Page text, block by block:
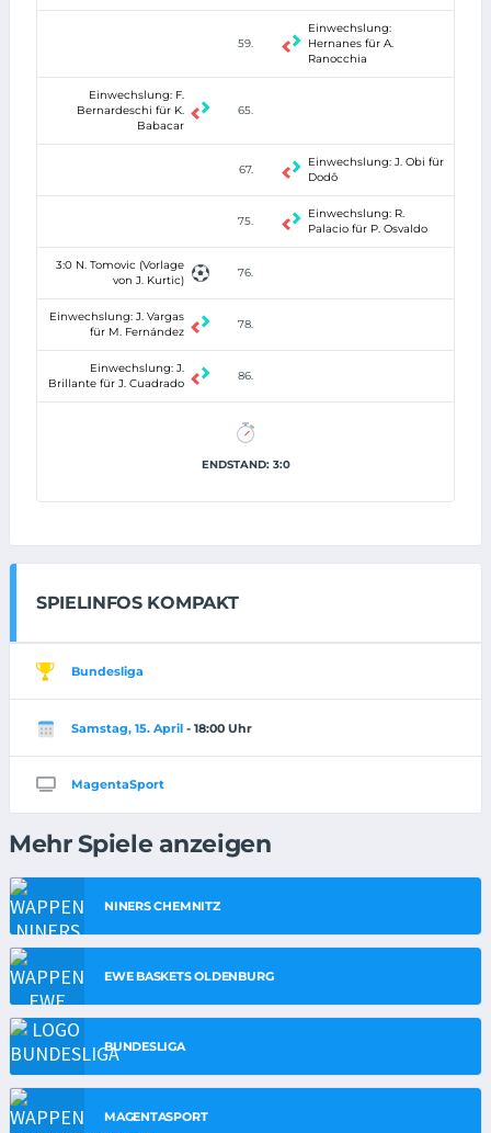
59.
Einwechslung:
Hernanes für A.
Ranocchia
Einwechslung: F.
Bernardeschi für K.
Babacar
65.
67.
Einwechslung: J. Obi für
Dodô
75.
Einwechslung: R.
Palacio für P. Osvaldo
3:0 N. Tomovic (Vorlage
von J. Kurtic)
76.
Einwechslung: J. Vargas
für M. Fernández
78.
Einwechslung: J.
Brillante für J. Cuadrado
86.
ENDSTAND: 3:0
SPIELINFOS KOMPAKT
Bundesliga
Samstag, 15. April - 18:00 Uhr
MagentaSport
Mehr Spiele anzeigen
NINERS CHEMNITZ
EWE BASKETS OLDENBURG
BUNDESLIGA
MAGENTASPORT